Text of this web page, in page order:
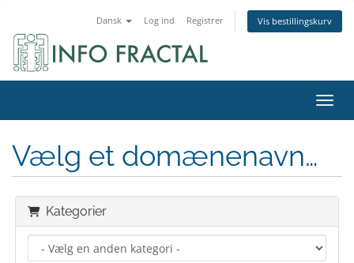
Dansk Log ind Registrer Vis bestillingskurv
Skift
Vælg et domænenavn…
Kategorier